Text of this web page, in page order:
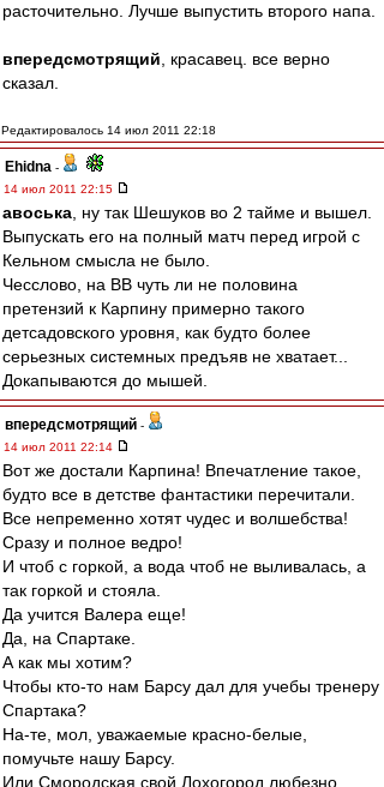
расточительно. Лучше выпустить второго напа.
впередсмотрящий , красавец. все верно
сказал.
Редактировалось 14 июл 2011 22:18
Ehidna -
14 июл 2011 22:15
авоська , ну так Шешуков во 2 тайме и вышел.
Выпускать его на полный матч перед игрой с
Кельном смысла не было.
Чесслово, на ВВ чуть ли не половина
претензий к Карпину примерно такого
детсадовского уровня, как будто более
серьезных системных предъяв не хватает...
Докапываются до мышей.
впередсмотрящий -
14 июл 2011 22:14
Вот же достали Карпина! Впечатление такое,
будто все в детстве фантастики перечитали.
Все непременно хотят чудес и волшебства!
Сразу и полное ведро!
И чтоб с горкой, а вода чтоб не выливалась, а
так горкой и стояла.
Да учится Валера еще!
Да, на Спартаке.
А как мы хотим?
Чтобы кто-то нам Барсу дал для учебы тренеру
Спартака?
На-те, мол, уважаемые красно-белые,
помучьте нашу Барсу.
Или Смородская свой Лохогород любезно